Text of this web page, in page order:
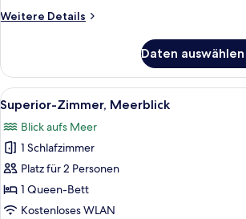
anzeigen
Weitere Details
Weitere
1
Schlafzimmer,
Gartenblick
(210)
Daten
Alle
Fotos
für
Superior-
Zimmer,
Meerblick
anzeigen
Superior-
13
Superior-Zimmer, Meerblick
Blick aufs Meer
1 Schlafzimmer
Platz für 2 Personen
1 Queen-Bett
Kostenloses WLAN